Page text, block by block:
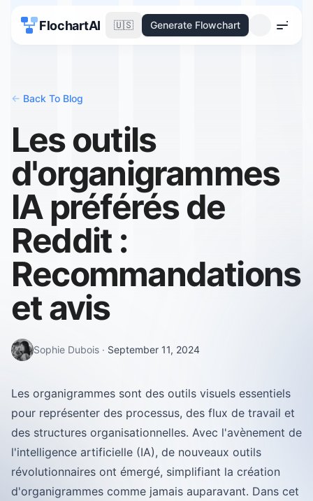
FlochartAI 🇺🇸 Generate Flowchart
Menu
<- Back To Blog
Les outils
d'organigrammes
IA préférés de
Reddit :
Recommandations
et avis
Sophie Dubois · September 11, 2024
Les organigrammes sont des outils visuels essentiels
pour représenter des processus, des flux de travail et
des structures organisationnelles. Avec l'avènement de
l'intelligence artificielle (IA), de nouveaux outils
révolutionnaires ont émergé, simplifiant la création
d'organigrammes comme jamais auparavant. Dans cet